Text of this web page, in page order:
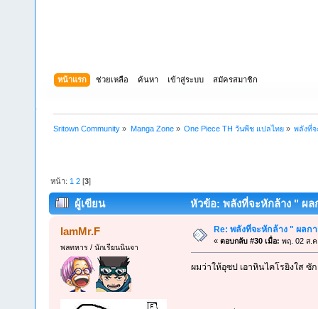
หน้าแรก ช่วยเหลือ ค้นหา เข้าสู่ระบบ สมัครสมาชิก
Sritown Community » Manga Zone» One Piece TH วันพีช แปลไทย» พลังที่จ
หน้า: 1 2 [3]
ผู้เขียน หัวข้อ: พลังที่จะหักล้าง " ผล
IamMr.F
พลทหาร / นักเรียนนินจา
Re: พลังที่จะหักล้าง " ผลก
« ตอบกลับ #30 เมื่อ: พฤ. 02 ส.ค
ผมว่าให้อุซป เอาหินไคโรยิงใส